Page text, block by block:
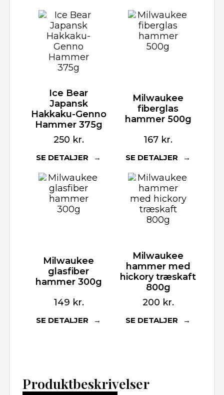
Ice Bear
Japansk
Hakkaku-Genno
Hammer 375g
250 kr.
SE DETALJER
Milwaukee
fiberglas
hammer 500g
167 kr.
SE DETALJER
Milwaukee
glasfiber
hammer 300g
149 kr.
SE DETALJER
Milwaukee
hammer med
hickory træskaft
800g
200 kr.
SE DETALJER
Produktbeskrivelser